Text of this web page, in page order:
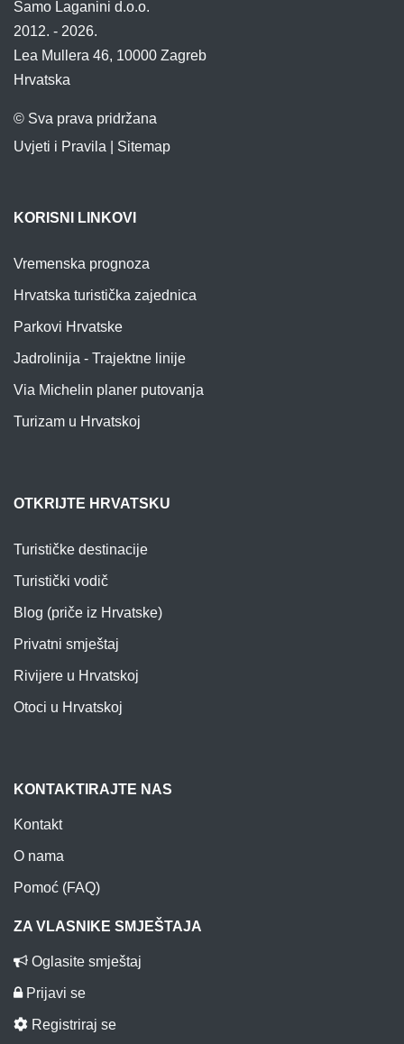
Samo Laganini d.o.o.
2012. - 2026.
Lea Mullera 46, 10000 Zagreb
Hrvatska
© Sva prava pridržana
Uvjeti i Pravila
Sitemap
KORISNI LINKOVI
Vremenska prognoza
Hrvatska turistička zajednica
Parkovi Hrvatske
Jadrolinija - Trajektne linije
Via Michelin planer putovanja
Turizam u Hrvatskoj
OTKRIJTE HRVATSKU
Turističke destinacije
Turistički vodič
Blog (priče iz Hrvatske)
Privatni smještaj
Rivijere u Hrvatskoj
Otoci u Hrvatskoj
KONTAKTIRAJTE NAS
Kontakt
O nama
Pomoć (FAQ)
ZA VLASNIKE SMJEŠTAJA
Oglasite smještaj
Prijavi se
Registriraj se